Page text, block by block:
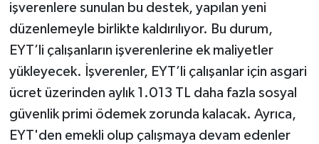
işverenlere sunulan bu destek, yapılan yeni
düzenlemeyle birlikte kaldırılıyor. Bu durum,
EYT’li çalışanların işverenlerine ek maliyetler
yükleyecek. İşverenler, EYT’li çalışanlar için asgari
ücret üzerinden aylık 1.013 TL daha fazla sosyal
güvenlik primi ödemek zorunda kalacak. Ayrıca,
EYT'den emekli olup çalışmaya devam edenler
Yerel
İletişim
Künye